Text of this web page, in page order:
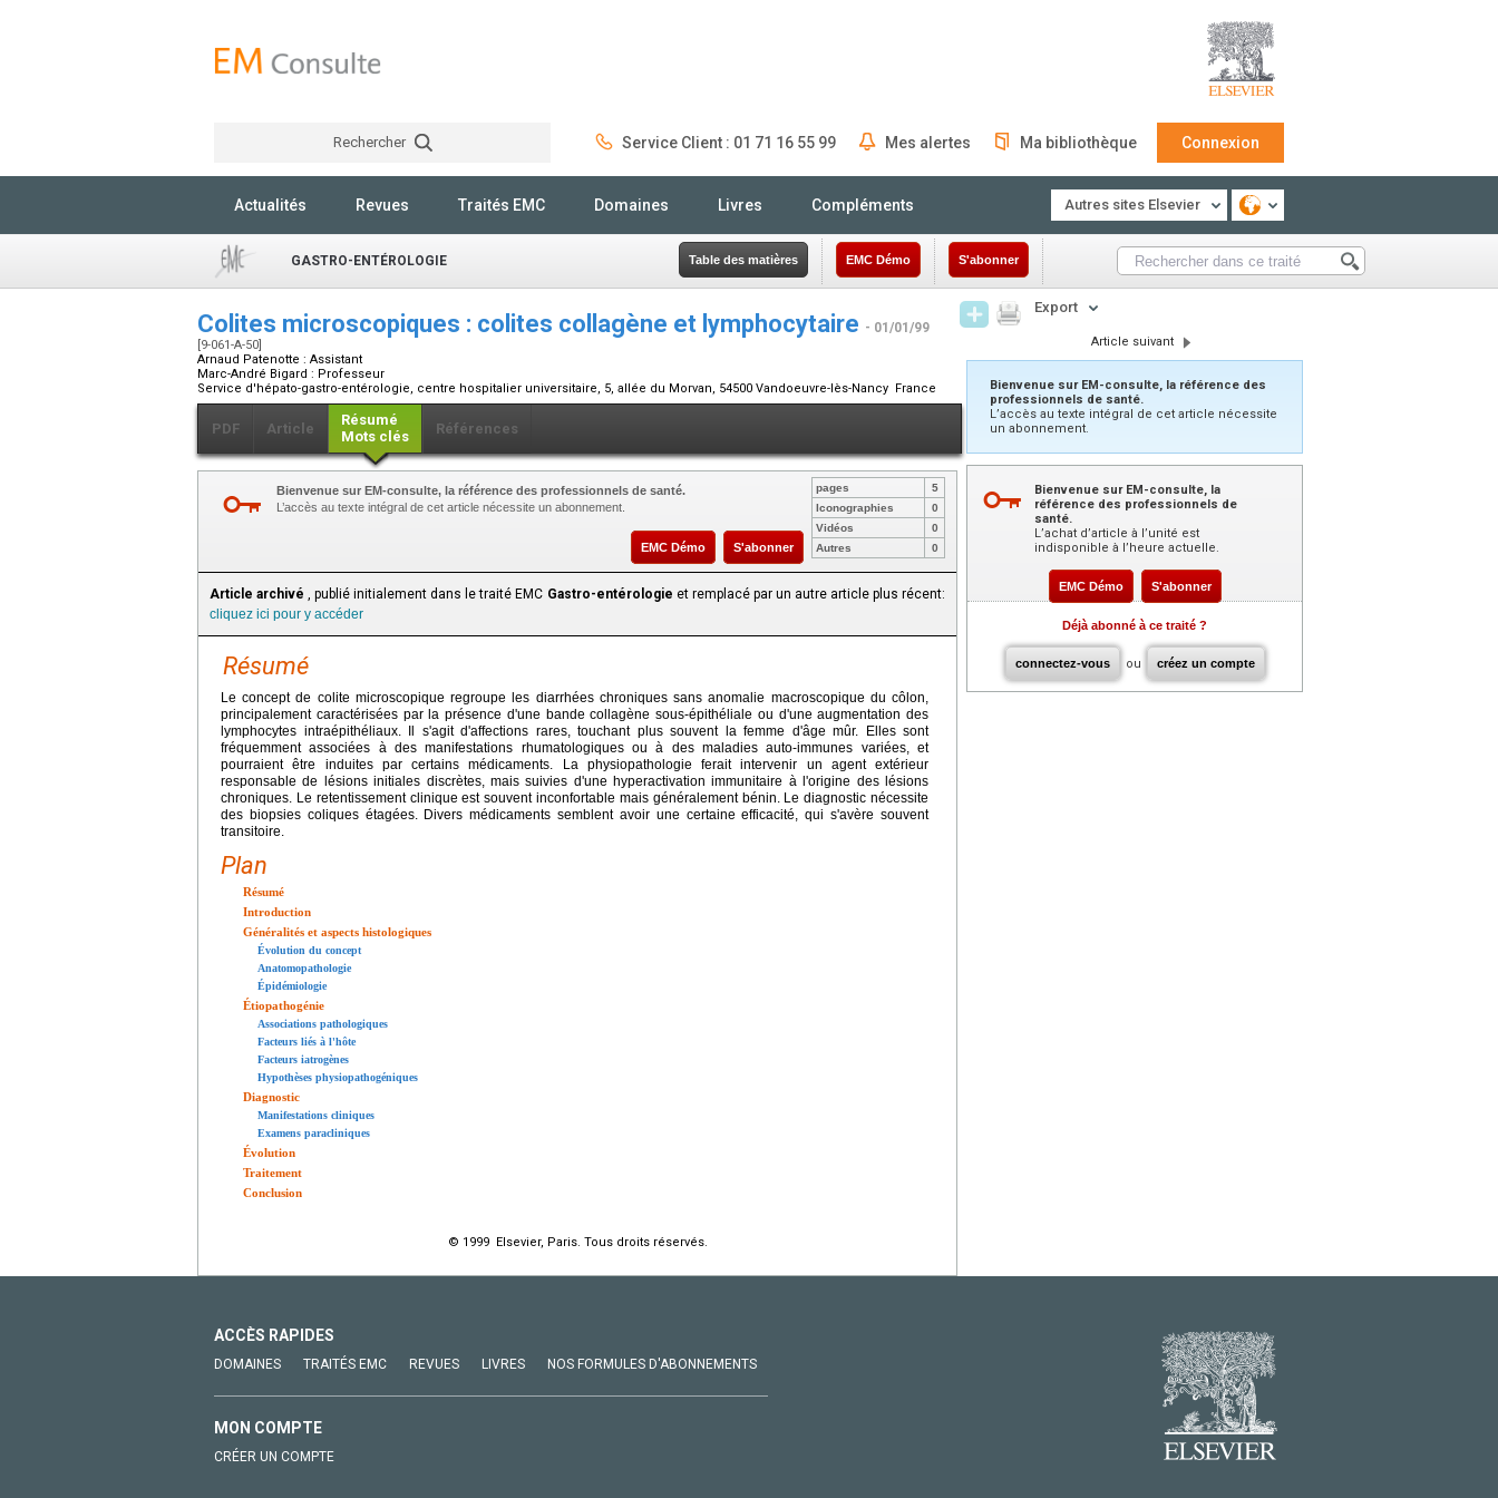
Rechercher Service Client : 01 71 16 55 99 Mes alertes Ma bibliothèque Connexion
Actualités Revues Traités EMC Domaines Livres Compléments Autres sites Elsevier
GASTRO-ENTÉROLOGIE Table des matières EMC Démo S'abonner
Colites microscopiques : colites collagène et lymphocytaire - 01/01/99
[9-061-A-50]
Arnaud Patenotte : Assistant
Marc-André Bigard : Professeur
Service d'hépato-gastro-entérologie, centre hospitalier universitaire, 5, allée du Morvan, 54500 Vandoeuvre-lès-Nancy France
PDF Article
Résumé
Mots clés
Références
Bienvenue sur EM-consulte, la référence des professionnels de santé.
L’accès au texte intégral de cet article nécessite un abonnement.
EMC Démo S'abonner
pages
5
Iconographies
0
Vidéos
0
Autres
0
Article archivé , publié initialement dans le traité EMC Gastro-entérologie et remplacé par un autre article plus récent:
cliquez ici pour y accéder
Résumé
Le concept de colite microscopique regroupe les diarrhées chroniques sans anomalie macroscopique du côlon,
principalement caractérisées par la présence d'une bande collagène sous-épithéliale ou d'une augmentation des
lymphocytes intraépithéliaux. Il s'agit d'affections rares, touchant plus souvent la femme d'âge mûr. Elles sont
fréquemment associées à des manifestations rhumatologiques ou à des maladies auto-immunes variées, et
pourraient être induites par certains médicaments. La physiopathologie ferait intervenir un agent extérieur
responsable de lésions initiales discrètes, mais suivies d'une hyperactivation immunitaire à l'origine des lésions
chroniques. Le retentissement clinique est souvent inconfortable mais généralement bénin. Le diagnostic nécessite
des biopsies coliques étagées. Divers médicaments semblent avoir une certaine efficacité, qui s'avère souvent
transitoire.
Plan
Résumé
Introduction
Généralités et aspects histologiques
Évolution du concept
Anatomopathologie
Épidémiologie
Étiopathogénie
Associations pathologiques
Facteurs liés à l'hôte
Facteurs iatrogènes
Hypothèses physiopathogéniques
Diagnostic
Manifestations cliniques
Examens paracliniques
Évolution
Traitement
Conclusion
© 1999 Elsevier, Paris. Tous droits réservés.
Export
Article suivant
Bienvenue sur EM-consulte, la référence des
professionnels de santé.
L’accès au texte intégral de cet article nécessite
un abonnement.
Bienvenue sur EM-consulte, la
référence des professionnels de
santé.
L’achat d’article à l’unité est
indisponible à l’heure actuelle.
EMC Démo S'abonner
Déjà abonné à ce traité ?
connectez-vous ou créez un compte
ACCÈS RAPIDES
DOMAINES TRAITÉS EMC REVUES LIVRES NOS FORMULES D'ABONNEMENTS
MON COMPTE
CRÉER UN COMPTE